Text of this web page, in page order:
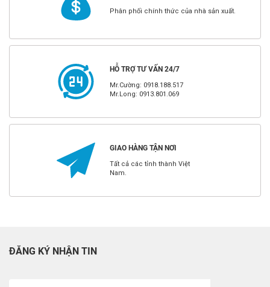
Phân phối chính thức của nhà sản xuất.
HỖ TRỢ TƯ VẤN 24/7
Mr.Cường: 0918.188.517
Mr.Long: 0913.801.069
GIAO HÀNG TẬN NƠI
Tất cả các tỉnh thành Việt
Nam.
ĐĂNG KÝ NHẬN TIN